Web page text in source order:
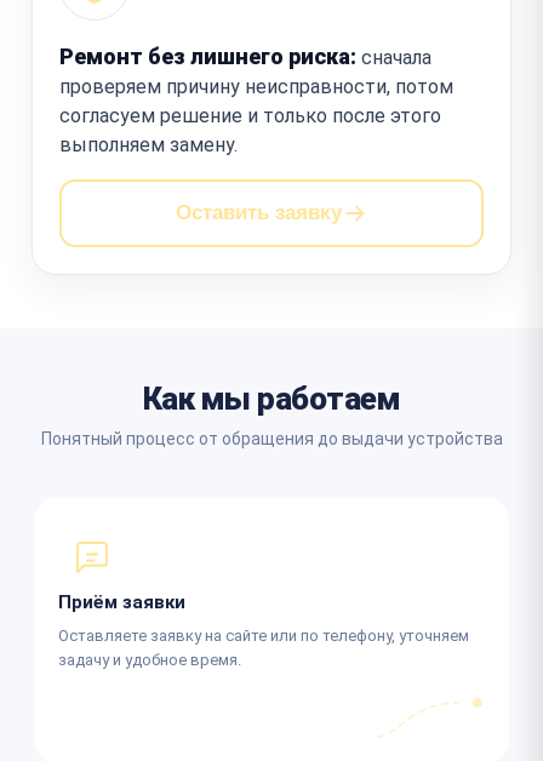
Ремонт без лишнего риска: сначала
проверяем причину неисправности, потом
согласуем решение и только после этого
выполняем замену.
Оставить заявку
Как мы работаем
Понятный процесс от обращения до выдачи устройства
Приём заявки
Оставляете заявку на сайте или по телефону, уточняем
задачу и удобное время.